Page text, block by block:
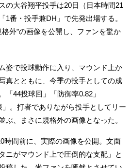
の大谷翔平投手は20日（日本時間21
1番・投手兼DH」で先発出場する。
外”の画像を公開し、ファンを驚か
姿で投球動作に入り、マウンド上か
真とともに、今季の投手としての成
「44投球回」「防御率0.82」
」。打者でありながら投手としてリー
ぶ、まさに規格外の画像となった。
間前に、実際の画像を公開。文面
ニがマウンド上で圧倒的な支配」と